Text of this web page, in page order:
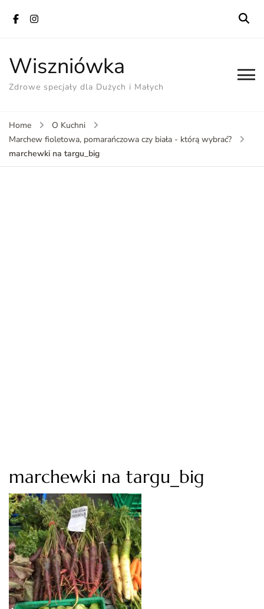
Wiszniówka
Zdrowe specjały dla Dużych i Małych
Home
O Kuchni
Marchew fioletowa, pomarańczowa czy biała - którą wybrać?
marchewki na targu_big
marchewki na targu_big